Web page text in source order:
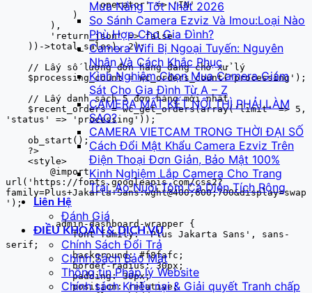
Mưa Nắng Tốt Nhất 2026
So Sánh Camera Ezviz Và Imou:Loại Nào
Phù Hợp Cho Gia Đình?
Camera Wifi Bị Ngoại Tuyến: Nguyên
Nhân Và Cách Khắc Phục
Kinh Nghiệm Chọn Mua Camera Giám
Sát Cho Gia Đình Từ A – Z
CAMERA MẤT KẾT NỐI THÌ PHẢI LÀM
SAO?
CAMERA VIETCAM TRONG THỜI ĐẠI SỐ
Cách Đổi Mật Khẩu Camera Ezviz Trên
Điện Thoại Đơn Giản, Bảo Mật 100%
Kinh Nghiệm Lắp Camera Cho Trang
Trại, Ao Nuôi Tôm Cá Diện Tích Rộng
Liên Hệ
Đánh Giá
ĐIỀU KHOẢN & DỊCH VỤ
Chính Sách Đổi Trả
Chính Sách Bảo Mật
Thông tin Pháp lý Website
Chính sách Khiếu nại & Giải quyết Tranh chấp
                'operator' => 'IN'
'status' => 'processing'));
url('https://fonts.googleapis.com/css2?
family=Plus+Jakarta+Sans:wght@400;600;700&display=swap
');
        .admin-dashboard-wrapper {
            font-family: 'Plus Jakarta Sans', sans-
serif;
            background: #f8fafc;
            border-radius: 30px;
            padding: 30px;
            position: relative;